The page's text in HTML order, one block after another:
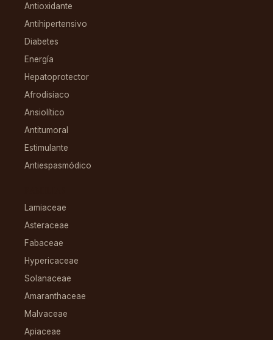
Antioxidante
Antihipertensivo
Diabetes
Energía
Hepatoprotector
Afrodisíaco
Ansiolítico
Antitumoral
Estimulante
Antiespasmódico
Lamiaceae
Asteraceae
Fabaceae
Hypericaceae
Solanaceae
Amaranthaceae
Malvaceae
Apiaceae